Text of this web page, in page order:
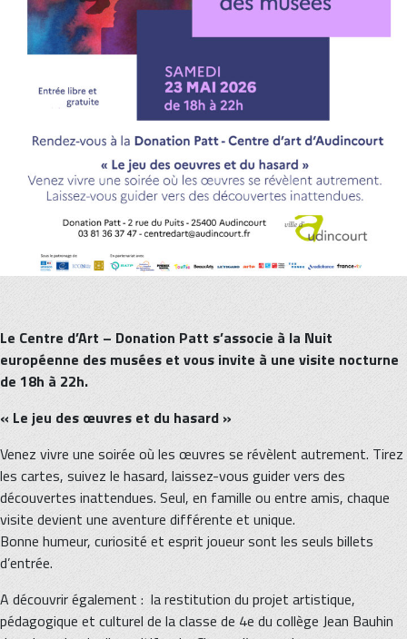
Le Centre d’Art – Donation Patt s’associe à la Nuit
européenne des musées et vous invite à une visite nocturne
de 18h à 22h.
« Le jeu des œuvres et du hasard »
Venez vivre une soirée où les œuvres se révèlent autrement. Tirez
les cartes, suivez le hasard, laissez-vous guider vers des
découvertes inattendues. Seul, en famille ou entre amis, chaque
visite devient une aventure différente et unique.
Bonne humeur, curiosité et esprit joueur sont les seuls billets
d’entrée.
A découvrir également : la restitution du projet artistique,
pédagogique et culturel de la classe de 4e du collège Jean Bauhin